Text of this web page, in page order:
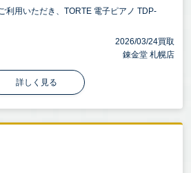
利用いただき、TORTE 電子ピアノ TDP-
2026/03/24買取
錬金堂 札幌店
詳しく見る